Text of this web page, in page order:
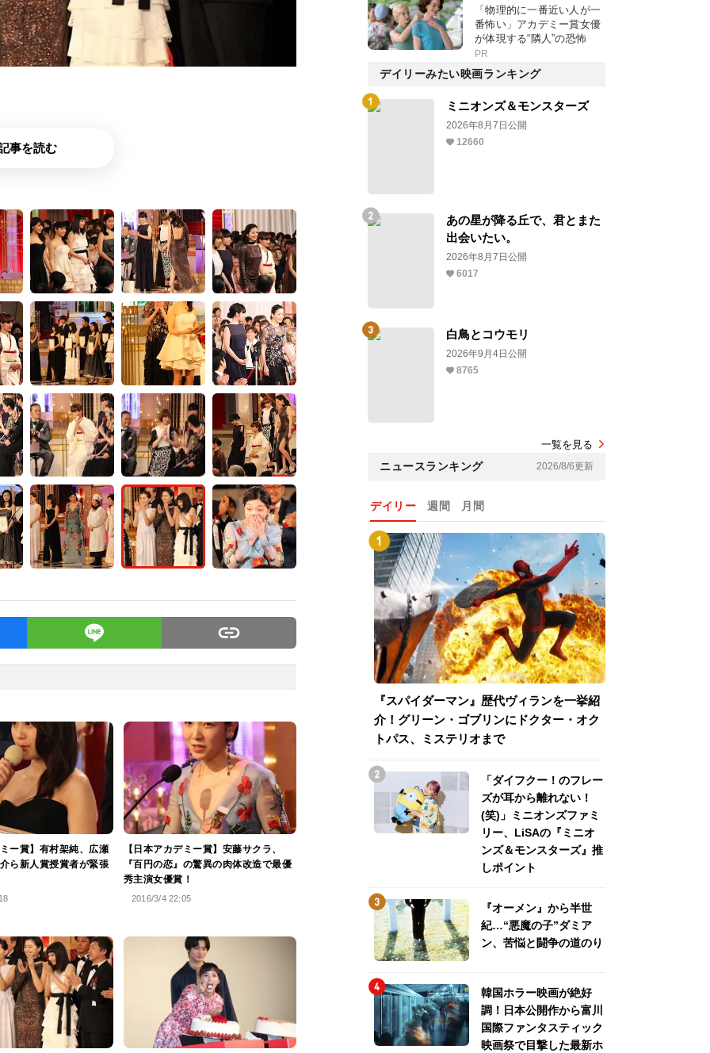
事を読む
ー賞】有村架純、広瀬
ら新人賞授賞者が緊張
【日本アカデミー賞】安藤サクラ、
『百円の恋』の驚異の肉体改造で最優
秀主演女優賞！
2016/3/4 22:05
「物理的に一番近い人が一
番怖い」アカデミー賞女優
が体現する“隣人”の恐怖
PR
デイリーみたい映画ランキング
ミニオンズ＆モンスターズ
2026年8月7日公開
12660
あの星が降る丘で、君とまた
出会いたい。
2026年8月7日公開
6017
白鳥とコウモリ
2026年9月4日公開
8765
一覧を見る
ニュースランキング 2026/8/6更新
デイリー 週間 月間
『スパイダーマン』歴代ヴィランを一挙紹
介！グリーン・ゴブリンにドクター・オク
トパス、ミステリオまで
「ダイフクー！のフレー
ズが耳から離れない！
(笑)」ミニオンズファミ
リー、LiSAの『ミニオ
ンズ＆モンスターズ』推
しポイント
『オーメン』から半世
紀…“悪魔の子”ダミア
ン、苦悩と闘争の道のり
韓国ホラー映画が絶好
調！日本公開作から富川
国際ファンタスティック
映画祭で目撃した最新ホ